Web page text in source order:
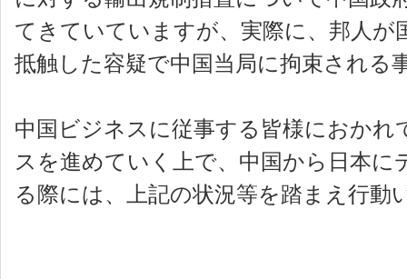
てきていていますが、実際に、邦人が
抵触した容疑で中国当局に拘束される
中国ビジネスに従事する皆様におかれ
スを進めていく上で、中国から日本
る際には、上記の状況等を踏まえ行動